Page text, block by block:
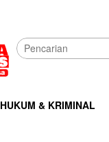
HUKUM & KRIMINAL